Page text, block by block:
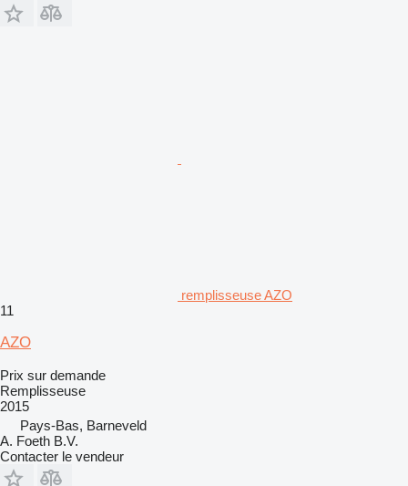
remplisseuse AZO
11
AZO
Prix sur demande
Remplisseuse
2015
Pays-Bas, Barneveld
A. Foeth B.V.
Contacter le vendeur